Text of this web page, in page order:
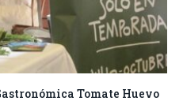
Tomate Huevo